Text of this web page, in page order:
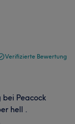
Verifizierte Bewertung
Peacock
hell .